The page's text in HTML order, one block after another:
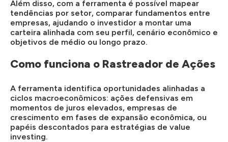
Além disso, com a ferramenta é possível mapear
tendências por setor, comparar fundamentos entre
empresas, ajudando o investidor a montar uma
carteira alinhada com seu perfil, cenário econômico e
objetivos de médio ou longo prazo.
Como funciona o Rastreador de Ações
A ferramenta identifica oportunidades alinhadas a
ciclos macroeconômicos: ações defensivas em
momentos de juros elevados, empresas de
crescimento em fases de expansão econômica, ou
papéis descontados para estratégias de value
investing.